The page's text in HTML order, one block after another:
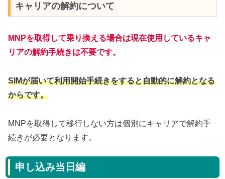
キャリアの解約について
MNPを取得して乗り換える場合は現在使用しているキャ
リアの解約手続きは不要です。
SIMが届いて利用開始手続きをすると自動的に解約となる
からです。
MNPを取得して移行しない方は個別にキャリアで解約手
続きが必要となります。
申し込み当日編